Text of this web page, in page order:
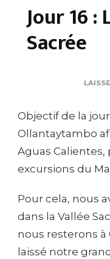
Jour 16 :
Sacrée
Objectif de la
Ollantaytambo
Aguas
excursions du
Pour cela, nous
dans la Vallée
nous resterons à
laissé notre